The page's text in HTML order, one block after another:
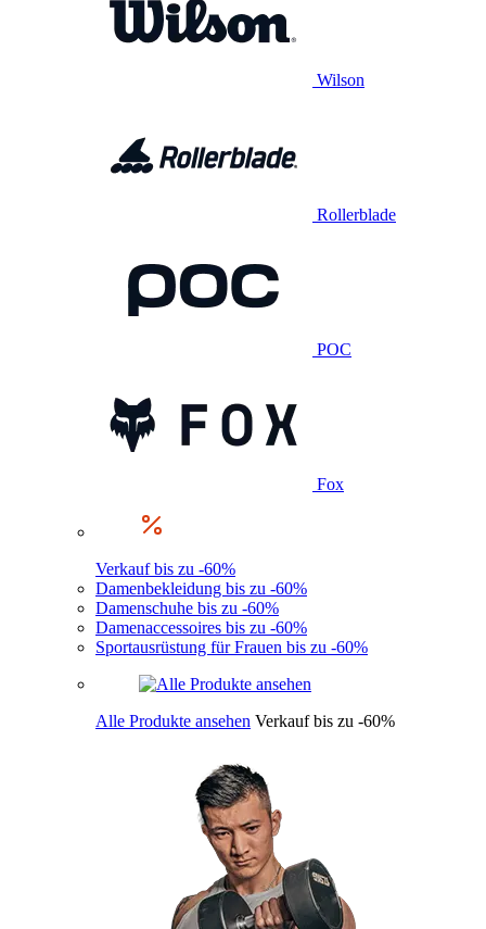
Wilson
Rollerblade
POC
Fox
Verkauf bis zu -60%
Damenbekleidung bis zu -60%
Damenschuhe bis zu -60%
Damenaccessoires bis zu -60%
Sportausrüstung für Frauen bis zu -60%
Alle Produkte ansehen Verkauf bis zu -60%